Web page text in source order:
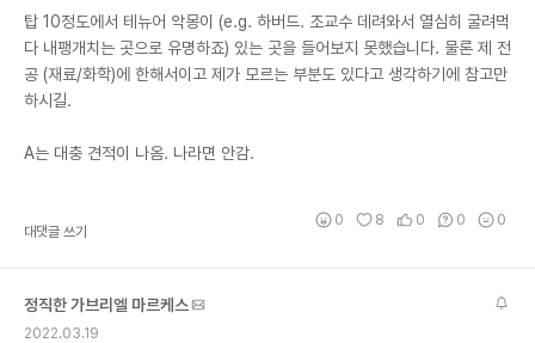
탑 10정도에서 테뉴어 악몽이 (e.g. 하버드. 조교수 데려와서 열심히 굴려먹
다 내팽개치는 곳으로 유명하죠) 있는 곳을 들어보지 못했습니다. 물론 제 전
공 (재료/화학)에 한해서이고 제가 모르는 부분도 있다고 생각하기에 참고만
하시길.
A는 대충 견적이 나옴. 나라면 안감.
대댓글 쓰기
0 8 0 0 0
정직한 가브리엘 마르케스
2022.03.19